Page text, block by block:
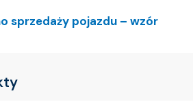
sprzedaży pojazdu – wzór